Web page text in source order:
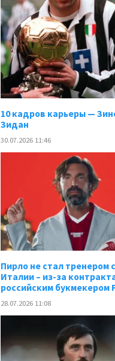
10 кадров карьеры —
Зидан
30.07.2026 11:46
Пирло не стал тренером
Италии – из-за
российским букмекером
28.07.2026 11:08